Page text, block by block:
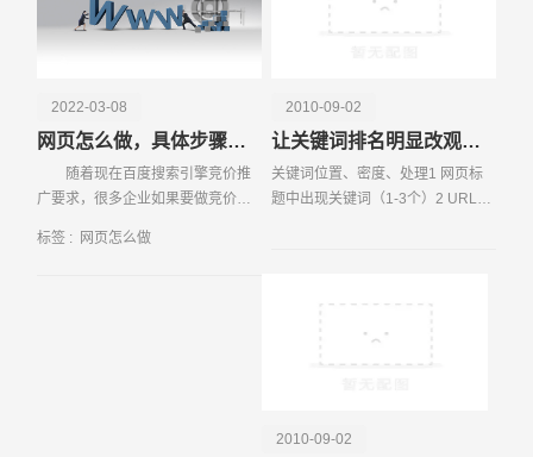
个涉及规划、设计、开发、测试、部署及数据分析等多个环
2022-03-08
网页怎么做，具体步骤都有哪些
随着现在百度搜索引擎竞价推
广要求，很多企业如果要做竞价推
只能够用百度提供的基木鱼平台来
标签 : 网页怎么做
2010-09-02
让关键词排名明显改观的十种方法
关键词位置、密度、处理1 网页标
题中出现关键词（1-3个）2 URL中
2010-09-02